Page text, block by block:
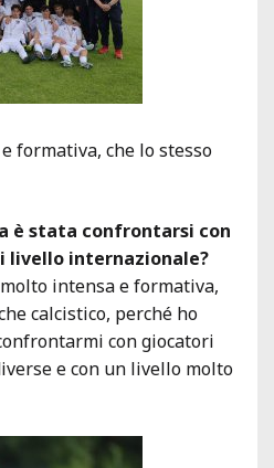
formativa, che lo stesso
è stata confrontarsi con
livello internazionale?
intensa e formativa,
calcistico, perché ho
con giocatori
e con un livello molto